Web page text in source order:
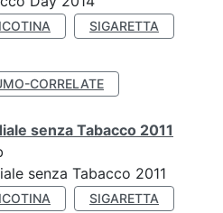
SIGARETTA
CORRELATE
senza Tabacco 2011
senza Tabacco 2011
SIGARETTA